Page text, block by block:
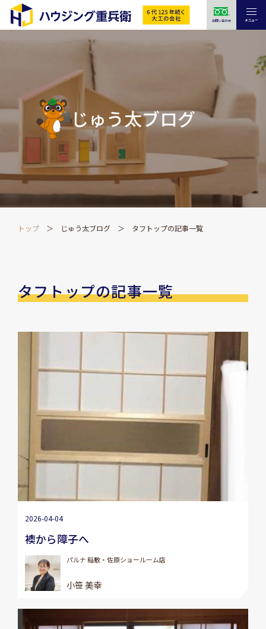
お問い合わせ メニュー
じゅう太ブログ
トップ じゅう太ブログ タフトップの記事一覧
タフトップの記事一覧
2026-04-04
襖から障子へ
パルナ 稲敷・佐原ショールーム店
小笹 美幸